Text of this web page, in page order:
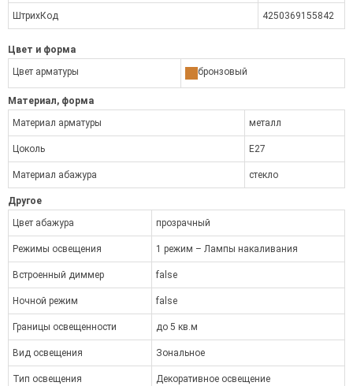
ШтрихКод 4250369155842
Цвет и форма
Цвет арматуры
бронзовый
Материал, форма
Материал арматуры
металл
Цоколь E27
Материал абажура стекло
Другое
Цвет абажура
прозрачный
Режимы освещения 1 режим – Лампы накаливания
Встроенный диммер false
Ночной режим false
Границы освещенности до 5 кв.м
Вид освещения Зональное
Тип освещения Декоративное освещение